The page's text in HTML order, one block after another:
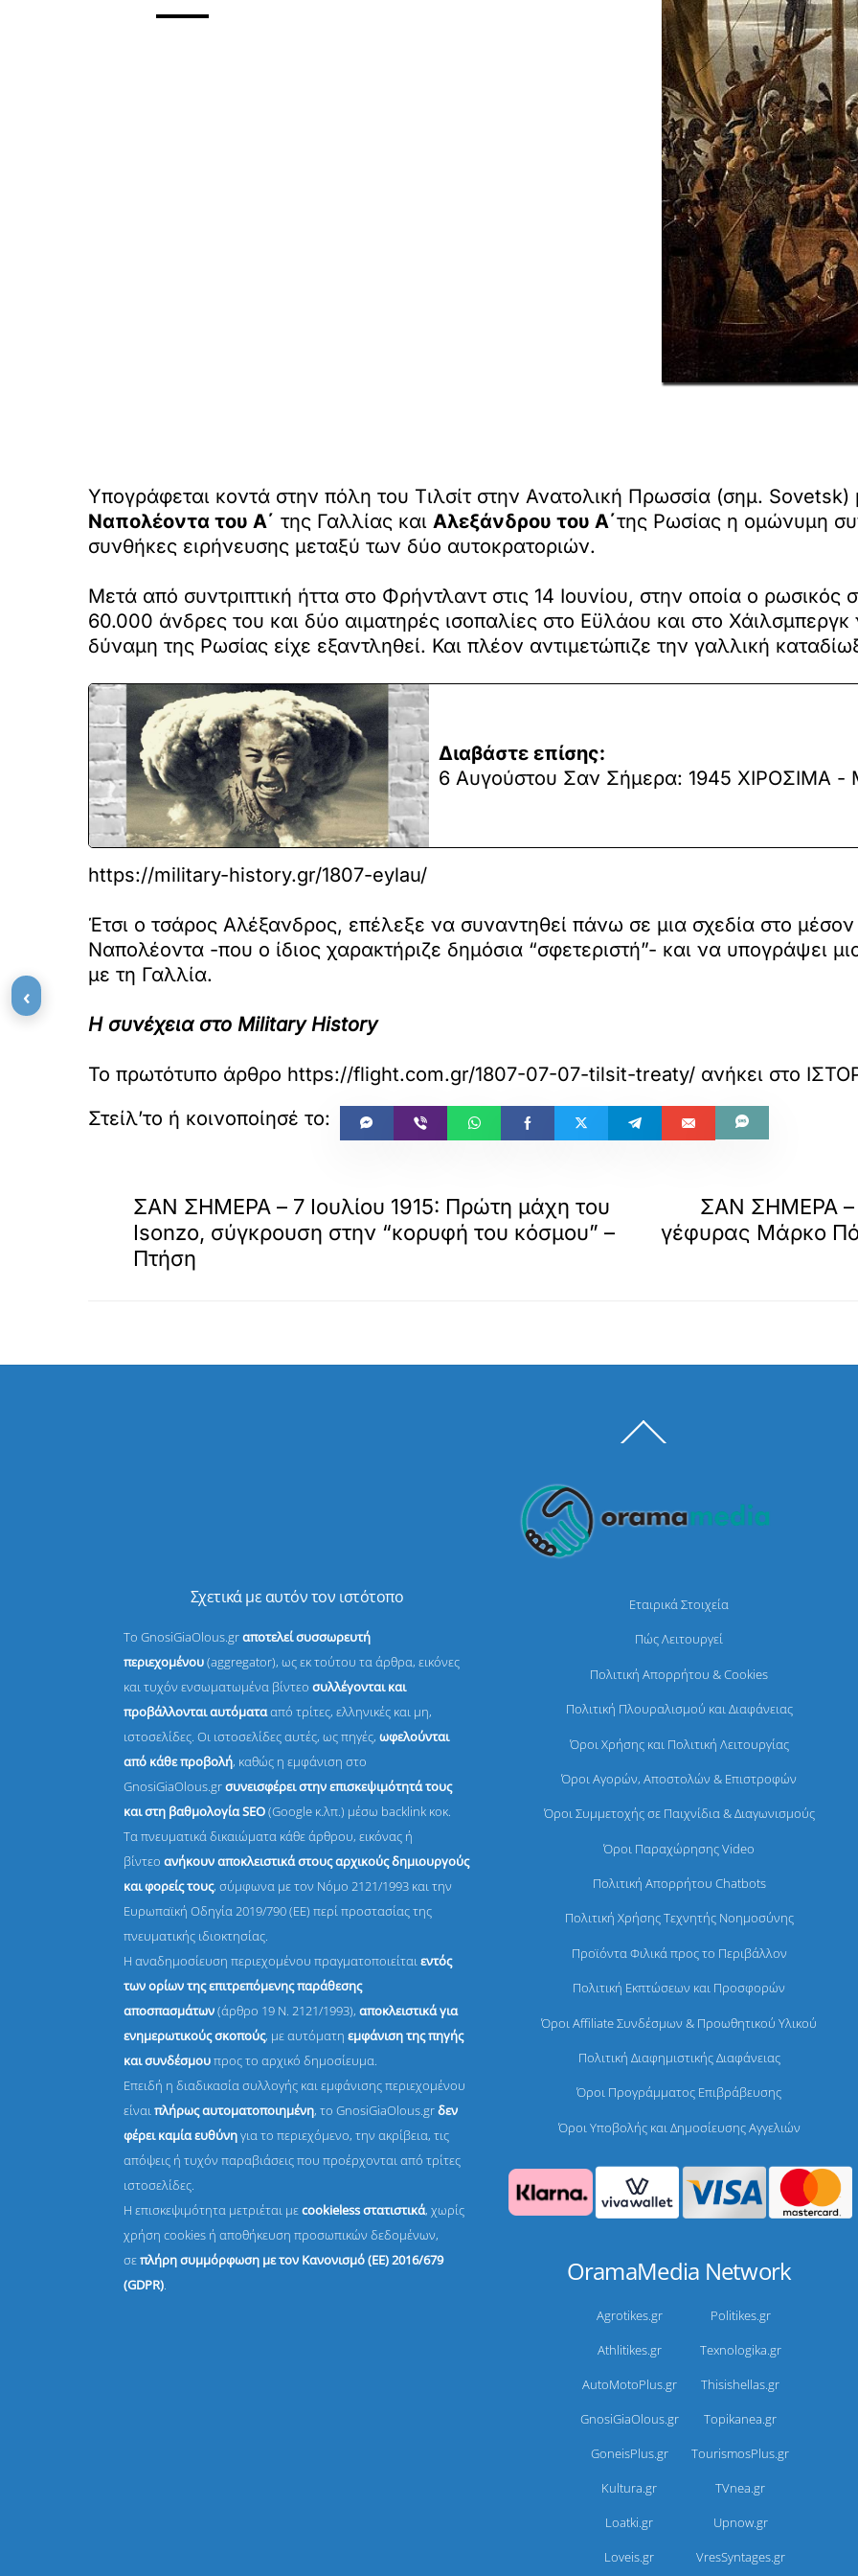
Υπογράφεται κοντά στην πόλη του Τιλσίτ στην Ανατολική Πρωσσία (σημ.
Ναπολέοντα του Α΄ της Γαλλίας και Αλεξάνδρου του Α΄της Ρωσίας η ομώνυμη
συνθήκες ειρήνευσης μεταξύ των δύο αυτοκρατοριών.
Μετά από συντριπτική ήττα στο Φρήντλαντ στις 14 Ιουνίου, στην οποία ο
60.000 άνδρες του και δύο αιματηρές ισοπαλίες στο Εϋλάου και στο Χάιλσμπεργκ
δύναμη της Ρωσίας είχε εξαντληθεί. Και πλέον αντιμετώπιζε την γαλλική
Διαβάστε επίσης:
6 Αυγούστου Σαν Σήμερα: 1945 ΧΙΡΟΣΙΜΑ -
https://military-history.gr/1807-eylau/
Έτσι ο τσάρος Αλέξανδρος, επέλεξε να συναντηθεί πάνω σε μια σχεδία στο
Ναπολέοντα -που ο ίδιος χαρακτήριζε δημόσια “σφετεριστή”- και να υπογράψει
με τη Γαλλία.
Η συνέχεια στο Military History
Το πρωτότυπο άρθρο https://flight.com.gr/1807-07-07-tilsit-treaty/ ανήκει στο
ΣΑΝ ΣΗΜΕΡΑ – 7 Ιουλίου 1915: Πρώτη μάχη του
Isonzo, σύγκρουση στην “κορυφή του κόσμου” –
Πτήση
ΣΑΝ ΣΗΜΕΡΑ – 7
γέφυρας Μάρκο
To
Σχετικά με αυτόν τον ιστότοπο
Το GnosiGiaOlous.grαποτελεί συσσωρευτή
περιεχομένου(aggregator), ως εκ τούτου τα άρθρα, εικόνες
και τυχόν ενσωματωμένα βίντεοσυλλέγονται και
προβάλλονται αυτόματααπό τρίτες, ελληνικές και μη,
ιστοσελίδες. Οι ιστοσελίδες αυτές, ως πηγές,ωφελούνται
από κάθε προβολή, καθώς η εμφάνιση στο
GnosiGiaOlous.grσυνεισφέρει στην επισκεψιμότητά τους
και στη βαθμολογία SEO(Google κ.λπ.) μέσω backlink κοκ.
Τα πνευματικά δικαιώματα κάθε άρθρου, εικόνας ή
βίντεοανήκουν αποκλειστικά στους αρχικούς δημιουργούς
και φορείς τους, σύμφωνα με τον Νόμο 2121/1993 και την
Ευρωπαϊκή Οδηγία 2019/790 (ΕΕ) περί προστασίας της
πνευματικής ιδιοκτησίας.
Η αναδημοσίευση περιεχομένου πραγματοποιείταιεντός
των ορίων της επιτρεπόμενης παράθεσης
αποσπασμάτων(άρθρο 19 Ν. 2121/1993), αποκλειστικά για
ενημερωτικούς σκοπούς, με αυτόματηεμφάνιση της πηγής
και συνδέσμουπρος το αρχικό δημοσίευμα.
Επειδή η διαδικασία συλλογής και εμφάνισης περιεχομένου
είναιπλήρως αυτοματοποιημένη, το GnosiGiaOlous.grδεν
φέρει καμία ευθύνηγια το περιεχόμενο, την ακρίβεια, τις
απόψεις ή τυχόν παραβιάσεις που προέρχονται από τρίτες
ιστοσελίδες.
Η επισκεψιμότητα μετριέται μεcookieless στατιστικά, χωρίς
χρήση cookies ή αποθήκευση προσωπικών δεδομένων,
σεπλήρη συμμόρφωση με τον Κανονισμό (ΕΕ) 2016/679
(GDPR).
Εταιρικά Στοιχεία
Πώς Λειτουργεί
Πολιτική Απορρήτου & Cookies
Πολιτική Πλουραλισμού και Διαφάνειας
Όροι Χρήσης και Πολιτική Λειτουργίας
Όροι Αγορών, Αποστολών & Επιστροφών
Όροι Συμμετοχής σε Παιχνίδια & Διαγωνισμούς
Όροι Παραχώρησης Video
Πολιτική Απορρήτου Chatbots
Πολιτική Χρήσης Τεχνητής Νοημοσύνης
Προϊόντα Φιλικά προς το Περιβάλλον
Πολιτική Εκπτώσεων και Προσφορών
Όροι Affiliate Συνδέσμων & Προωθητικού Υλικού
Πολιτική Διαφημιστικής Διαφάνειας
Όροι Προγράμματος Επιβράβευσης
Όροι Υποβολής και Δημοσίευσης Αγγελιών
OramaMedia Network
Agrotikes.gr
Politikes.gr
Athlitikes.gr
Texnologika.gr
AutoMotoPlus.gr
Thisishellas.gr
GnosiGiaOlous.gr
Topikanea.gr
GoneisPlus.gr
TourismosPlus.gr
Kultura.gr
TVnea.gr
Loatki.gr
Upnow.gr
Loveis.gr
VresSyntages.gr
‹